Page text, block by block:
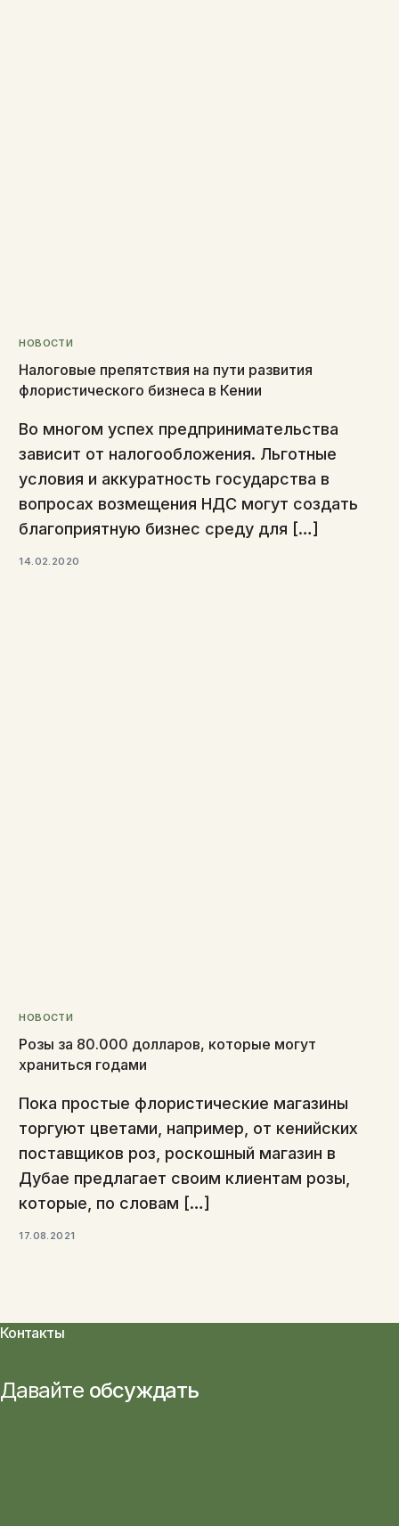
НОВОСТИ
Налоговые препятствия на пути развития
флористического бизнеса в Кении
Во многом успех предпринимательства
зависит от налогообложения. Льготные
условия и аккуратность государства в
вопросах возмещения НДС могут создать
благоприятную бизнес среду для […]
14.02.2020
НОВОСТИ
Розы за 80.000 долларов, которые могут
храниться годами
Пока простые флористические магазины
торгуют цветами, например, от кенийских
поставщиков роз, роскошный магазин в
Дубае предлагает своим клиентам розы,
которые, по словам […]
17.08.2021
Контакты
Давайте обсуждать